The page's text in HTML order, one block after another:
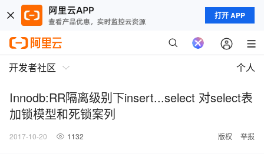
打开 APP
开发者社区 个人
Innodb:RR隔离级别下insert...select 对select表
加锁模型和死锁案列
2017-10-20 1132 版权 举报